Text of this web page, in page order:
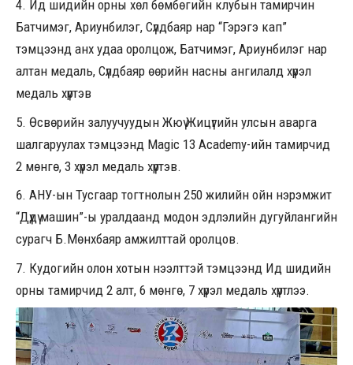
Ид шидийн орны хөл бөмбөгийн клубын тамирчин
Батчимэг, Ариунбилэг, Сүлдбаяр нар “Гэрэгэ кап”
тэмцээнд анх удаа оролцож, Батчимэг, Ариунбилэг нар
алтан медаль, Сүлдбаяр өөрийн насны ангилалд хүрэл
медаль хүртэв
Өсвөрийн залуучуудын Жюү Жицүгийн улсын аварга
шалгаруулах тэмцээнд Magic 13 Academy-ийн тамирчид
2 мөнгө, 3 хүрэл медаль хүртэв.
АНУ-ын Тусгаар тогтнолын 250 жилийн ойн нэрэмжит
“Дүдү машин”-ы уралдаанд модон эдлэлийн дугуйлангийн
сурагч Б.Мөнхбаяр амжилттай оролцов.
Кудогийн олон хотын нээлттэй тэмцээнд Ид шидийн
орны тамирчид 2 алт, 6 мөнгө, 7 хүрэл медаль хүртлээ.